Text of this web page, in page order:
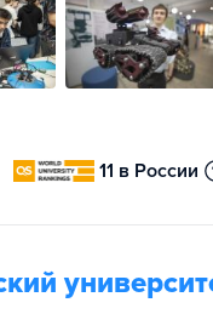
11 в России